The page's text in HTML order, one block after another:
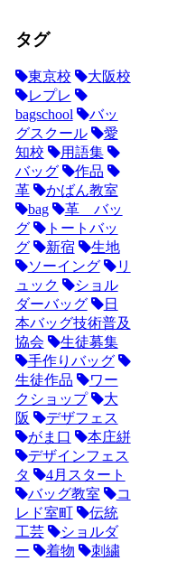
タグ
東京校
大阪校
レプレ
bagschool
バッ
グスクール
愛
知校
用語集
バッグ
作品
革
かばん教室
bag
革 バッ
グ
トートバッ
グ
新宿
生地
ソーイング
リ
ュック
ショル
ダーバッグ
日
本バッグ技術普及
協会
生徒募集
手作りバッグ
生徒作品
ワー
クショップ
大
阪
デザフェス
がま口
本庄絣
デザインフェス
タ
4月スタート
バッグ教室
コ
レド室町
伝統
工芸
ショルダ
ー
着物
刺繍